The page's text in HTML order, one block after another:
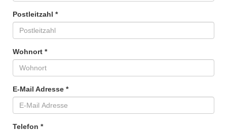
Postleitzahl *
Wohnort *
E-Mail Adresse *
Telefon *